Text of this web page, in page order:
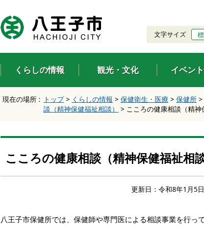
ン
タ
ー
キ
ナ
ビ
ョ
を
キ
て
文字サイズ
くらしの情報 観光・文化 イベン
現在の場所 : トップ> くらしの情報 > 保健衛生・医療 > 保健所 >
談（精神保健福祉相談）
> こころの健康相談（精神
こころの健康相談（精神保健福祉相談
更新日： 令和8年1月5日
八王子市保健所では、保健師や専門医による相談事業を行って